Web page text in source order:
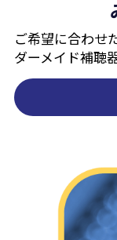
ご希望に合わせ
ダーメイド補聴